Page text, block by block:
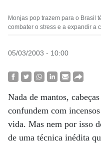
Monjas pop trazem para o Brasil
combater o stress e a expandir a
05/03/2003 - 10:00
Nada de mantos,
confundem com
vida. Mas nem por isso
de uma técnica inédita